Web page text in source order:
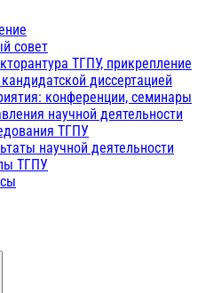
совет
ТГПУ, прикрепление
диссертацией
конференции, семинары
научной деятельности
ТГПУ
научной деятельности
ТГПУ